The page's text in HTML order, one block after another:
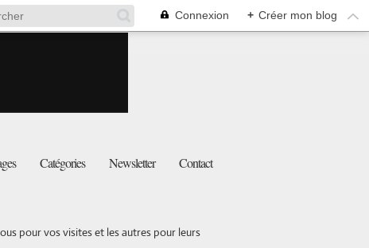
Connexion + Créer mon blog
Catégories Newsletter Contact
pour vos visites et les autres pour leurs